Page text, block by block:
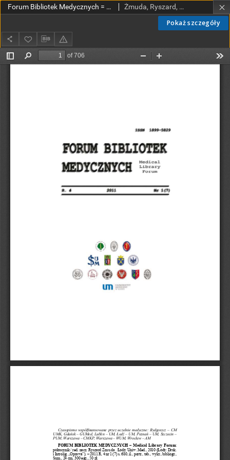
Pokaż szczegóły
Forum Bibliotek Medycznych = Medical Library Forum 2011 R. 4 nr 1(7) Żmuda, Ryszard, red. nacz.